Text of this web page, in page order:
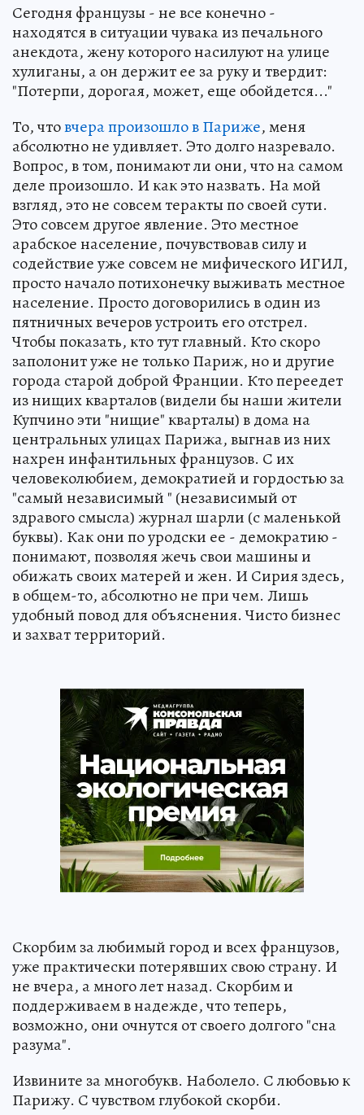
Сегодня французы - не все конечно -
находятся в ситуации чувака из печального
анекдота, жену которого насилуют на улице
хулиганы, а он держит ее за руку и твердит:
"Потерпи, дорогая, может, еще обойдется..."
То, чтовчера произошло в Париже, меня
абсолютно не удивляет. Это долго назревало.
Вопрос, в том, понимают ли они, что на самом
деле произошло. И как это назвать. На мой
взгляд, это не совсем теракты по своей сути.
Это совсем другое явление. Это местное
арабское население, почувствовав силу и
содействие уже совсем не мифического ИГИЛ,
просто начало потихонечку выживать местное
население. Просто договорились в один из
пятничных вечеров устроить его отстрел.
Чтобы показать, кто тут главный. Кто скоро
заполонит уже не только Париж, но и другие
города старой доброй Франции. Кто переедет
из нищих кварталов (видели бы наши жители
Купчино эти "нищие" кварталы) в дома на
центральных улицах Парижа, выгнав из них
нахрен инфантильных французов. С их
человеколюбием, демократией и гордостью за
"самый независимый " (независимый от
здравого смысла) журнал шарли (с маленькой
буквы). Как они по уродски ее - демократию -
понимают, позволяя жечь свои машины и
обижать своих матерей и жен. И Сирия здесь,
в общем-то, абсолютно не при чем. Лишь
удобный повод для объяснения. Чисто бизнес
и захват территорий.
Скорбим за любимый город и всех французов,
уже практически потерявших свою страну. И
не вчера, а много лет назад. Скорбим и
поддерживаем в надежде, что теперь,
возможно, они очнутся от своего долгого "сна
разума".
Извините за многобукв. Наболело. С любовью к
Парижу. С чувством глубокой скорби.